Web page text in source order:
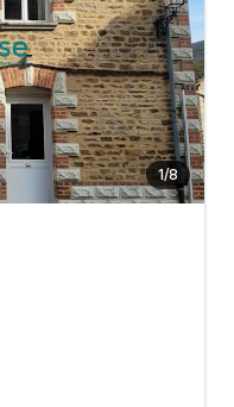
1/8